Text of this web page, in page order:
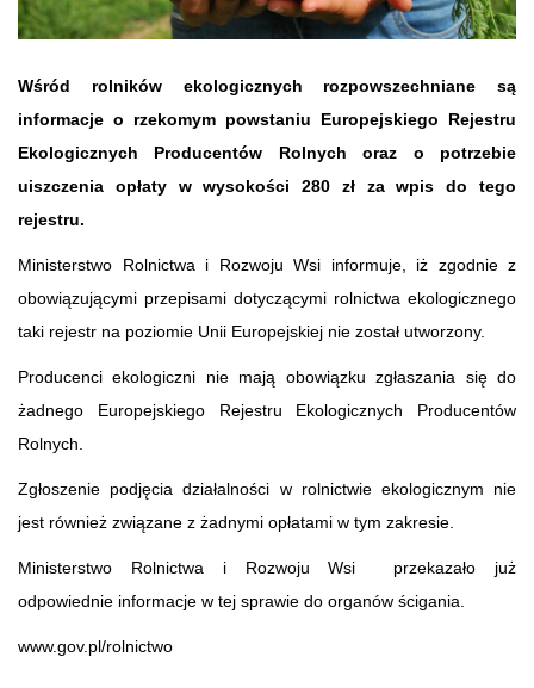
Wśród rolników ekologicznych rozpowszechniane są
informacje o rzekomym powstaniu Europejskiego Rejestru
Ekologicznych Producentów Rolnych oraz o potrzebie
uiszczenia opłaty w wysokości 280 zł za wpis do tego
rejestru.
Ministerstwo Rolnictwa i Rozwoju Wsi informuje, iż zgodnie z
obowiązującymi przepisami dotyczącymi rolnictwa ekologicznego
taki rejestr na poziomie Unii Europejskiej nie został utworzony.
Producenci ekologiczni nie mają obowiązku zgłaszania się do
żadnego Europejskiego Rejestru Ekologicznych Producentów
Rolnych.
Zgłoszenie podjęcia działalności w rolnictwie ekologicznym nie
jest również związane z żadnymi opłatami w tym zakresie.
Ministerstwo Rolnictwa i Rozwoju Wsi przekazało już
odpowiednie informacje w tej sprawie do organów ścigania.
www.gov.pl/rolnictwo